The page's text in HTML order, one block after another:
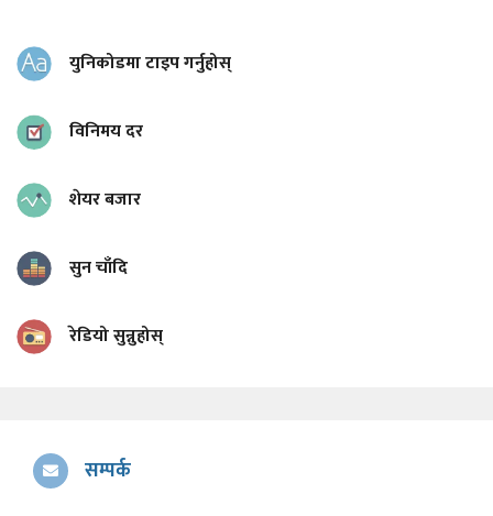
युनिकोडमा टाइप गर्नुहोस्
विनिमय दर
शेयर बजार
सुन चाँदि
रेडियो सुन्नुहोस्
सम्पर्क